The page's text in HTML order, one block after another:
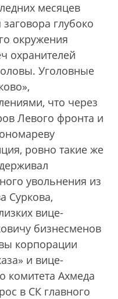
месяцев
глубоко
окружения
охранителей
Уголовные
что через
Левого фронта и
ровно такие же
увольнения из
Суркова,
вице-
бизнесменов
корпорации
и вице-
комитета Ахмеда
в СК главного